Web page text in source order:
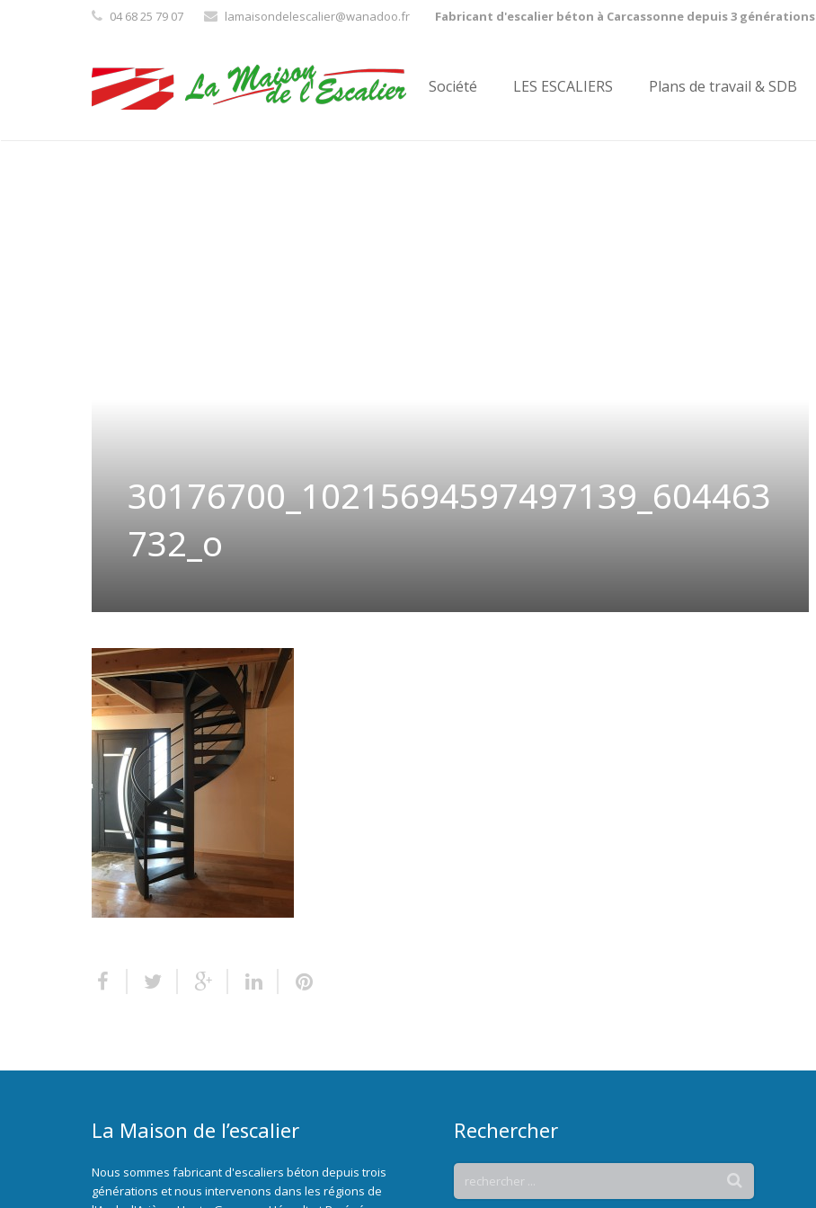
04 68 25 79 07 lamaisondelescalier@wanadoo.fr Fabricant d'escalier béton à Carcassonne depuis 3 générations
Société LES ESCALIERS Plans de travail & SDB
30176700_10215694597497139_604463
732_o
La Maison de l’escalier
Nous sommes fabricant d'escaliers béton depuis trois
générations et nous intervenons dans les régions de
Rechercher